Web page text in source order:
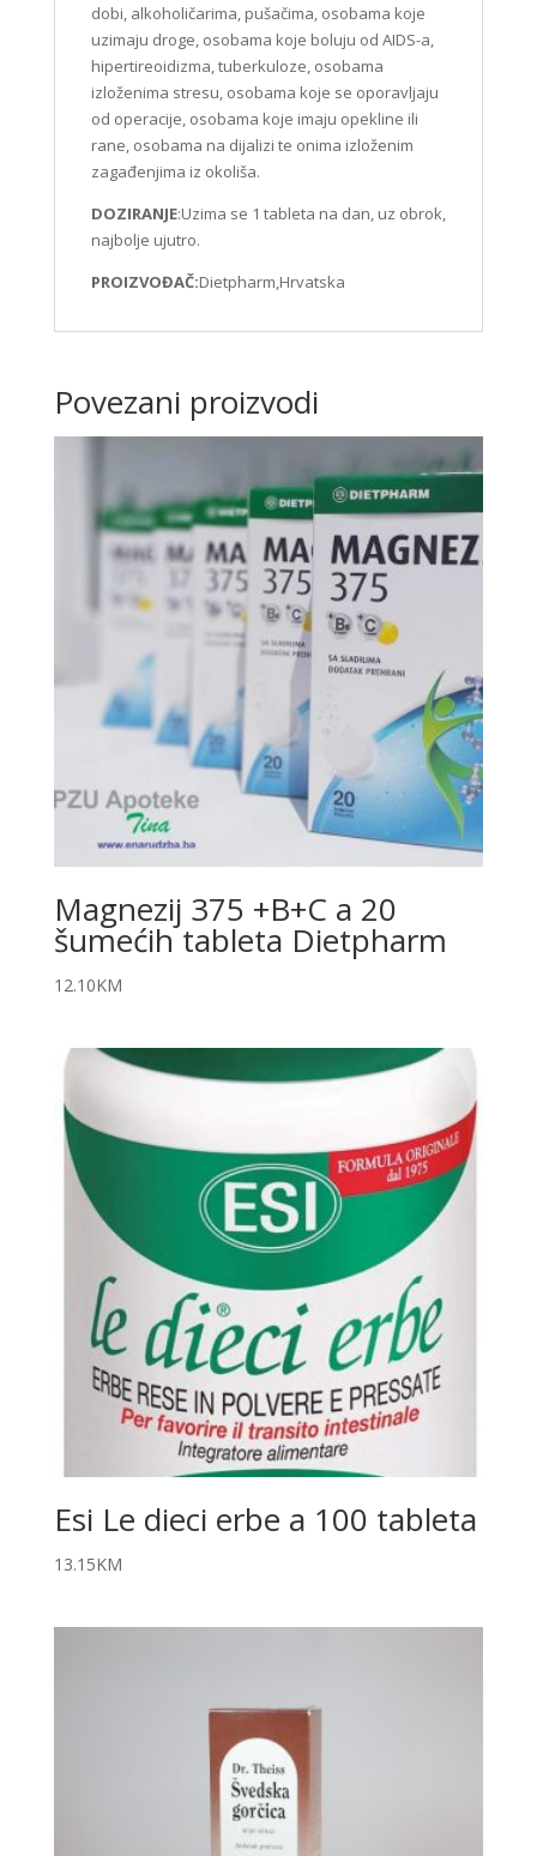
dobi, alkoholičarima, pušačima, osobama koje
uzimaju droge, osobama koje boluju od AIDS-a,
hipertireoidizma, tuberkuloze, osobama
izloženima stresu, osobama koje se oporavljaju
od operacije, osobama koje imaju opekline ili
rane, osobama na dijalizi te onima izloženim
zagađenjima iz okoliša.
DOZIRANJE:Uzima se 1 tableta na dan, uz obrok,
najbolje ujutro.
PROIZVOĐAČ:Dietpharm,Hrvatska
Povezani proizvodi
Magnezij 375 +B+C a 20
šumećih tableta Dietpharm
12.10KM
Esi Le dieci erbe a 100 tableta
13.15KM